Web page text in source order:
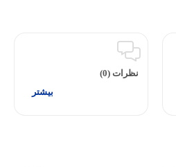
نظرات (0)